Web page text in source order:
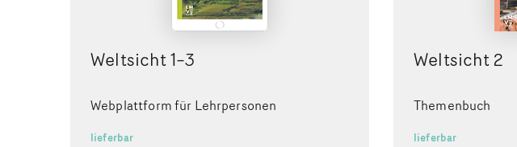
Weltsicht 1–3
Webplattform für Lehrpersonen
lieferbar
Weltsicht 2
Themenbuch
lieferbar